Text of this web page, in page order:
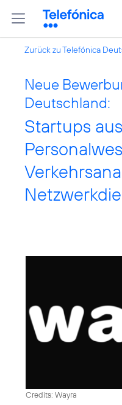
Zurück zu Telefónica
Neue
Deutschland:
Startups
Credits: Wayra